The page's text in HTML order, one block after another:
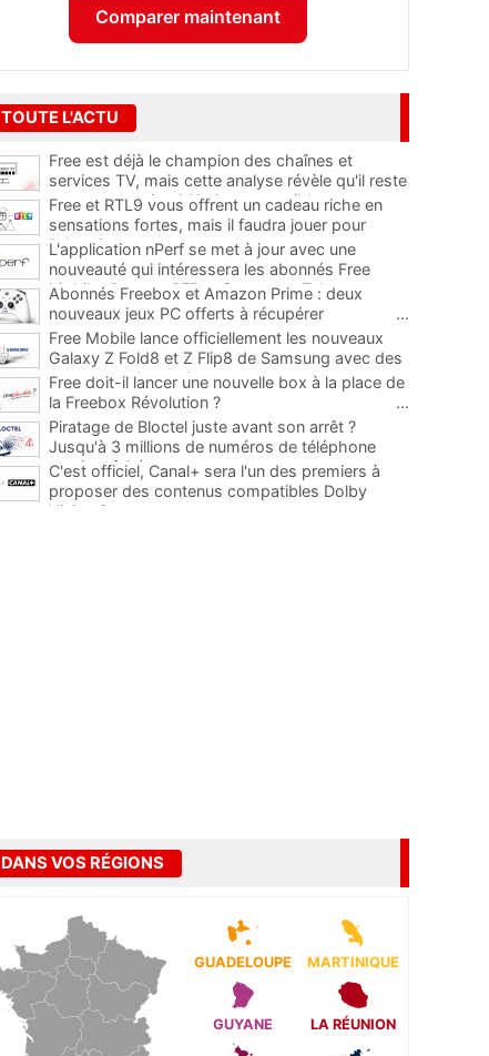
Comparer maintenant
TOUTE L'ACTU
Free est déjà le champion des chaînes et
services TV, mais cette analyse révèle qu'il reste
encore au moins 141 ajouts possibles
Free et RTL9 vous offrent un cadeau riche en
sensations fortes, mais il faudra jouer pour
l'obtenir
L'application nPerf se met à jour avec une
nouveauté qui intéressera les abonnés Free
Mobile, Orange, SFR et Bouygues Telecom
Abonnés Freebox et Amazon Prime : deux
nouveaux jeux PC offerts à récupérer
...
Free Mobile lance officiellement les nouveaux
Galaxy Z Fold8 et Z Flip8 de Samsung avec des
promos et des cadeaux
...
Free doit-il lancer une nouvelle box à la place de
la Freebox Révolution ?
...
Piratage de Bloctel juste avant son arrêt ?
Jusqu'à 3 millions de numéros de téléphone
auraient fuité
C'est officiel, Canal+ sera l'un des premiers à
proposer des contenus compatibles Dolby
Vision 2
DANS VOS RÉGIONS
GUADELOUPE MARTINIQUE
GUYANE LA RÉUNION